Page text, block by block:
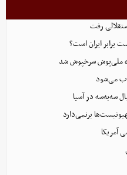
رفت
ایران است؟
ملی‌پوش سرخپوش شد
می‌شود
سه‌به‌سه در آسیا
برنمی‌دارد
آمریکا